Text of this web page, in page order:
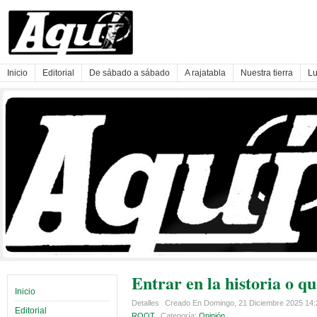
Inicio Editorial De sábado a sábado A rajatabla Nuestra tierra
Inicio
Editorial
Entrar en la historia o
Detalles
Creado En Domingo, 21 Diciembre 2025